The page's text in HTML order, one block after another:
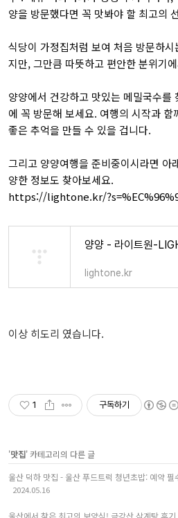
양을 방문했다면 꼭 맛봐야 할 최고의
식당이 가정집처럼 보여 처음 방문하
지만, 그만큼 따뜻하고 편안한 분위기
양양에서 건강하고 맛있는 메밀국수를
에 꼭 방문해 보세요. 여행의 시작과
좋은 추억을 만들 수 있을 겁니다.
그리고 양양여행을 준비중이시라면 아
양한 정보도 찾아보세요.
https://lightone.kr/
양양 - 라이트원-
lightone.kr
이상 히도리 였습니다.
1 구독하기
'맛집' 카테고리의 다른 글
울산 덕하 맛집 - 울산 푸드트럭 청년초밥: 예약 필
2024.05.16